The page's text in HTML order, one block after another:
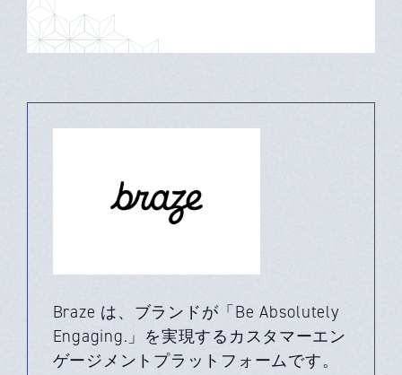
Braze は、ブランドが「Be Absolutely
Engaging.」を実現するカスタマーエン
ゲージメントプラットフォームです。